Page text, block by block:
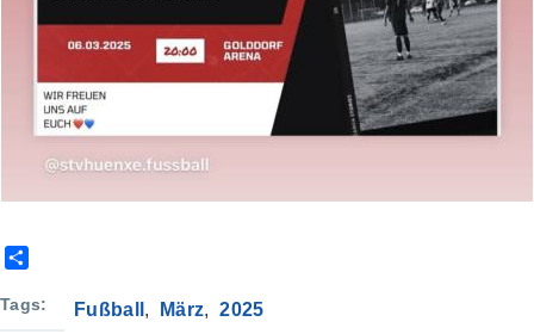
a
Tags Fußball März 2025